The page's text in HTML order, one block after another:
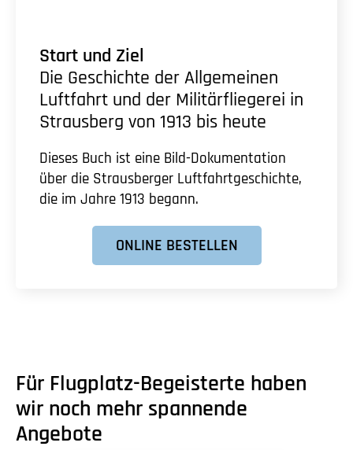
Start und Ziel
Die Geschichte der Allgemeinen
Luftfahrt und der Militärfliegerei in
Strausberg von 1913 bis heute
Dieses Buch ist eine Bild-Dokumentation
über die Strausberger Luftfahrtgeschichte,
die im Jahre 1913 begann.
ONLINE BESTELLEN
Für Flugplatz-Begeisterte haben
wir noch mehr spannende
Angebote